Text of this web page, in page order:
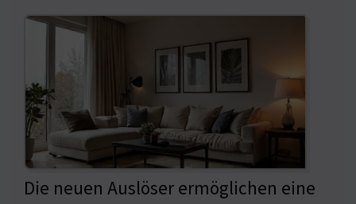
Die neuen Auslöser ermöglichen eine